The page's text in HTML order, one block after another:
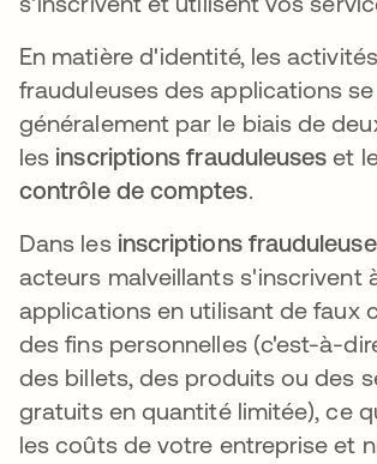
En matière d'identité, les activités
frauduleuses des applications
généralement par le biais de
les inscriptions frauduleuses et
contrôle de comptes.
Dans lesinscriptions
acteurs malveillants s'inscrivent
applications en utilisant de faux
des fins personnelles (c'est-à-
des billets, des produits ou des
gratuits en quantité limitée), ce
les coûts de votre entreprise et